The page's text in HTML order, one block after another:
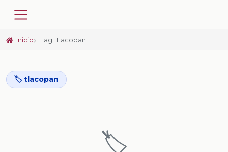
Inicio Tag: Tlacopan
🏷️ tlacopan
🏷️